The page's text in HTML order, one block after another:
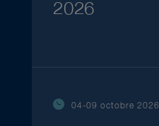
2026
04-09 octobre 2026